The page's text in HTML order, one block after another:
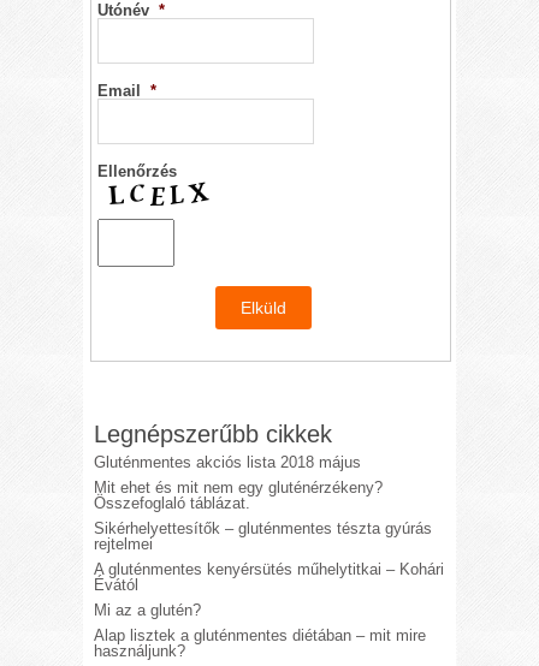
Utónév *
Email *
Ellenőrzés
Legnépszerűbb cikkek
Gluténmentes akciós lista 2018 május
Mit ehet és mit nem egy gluténérzékeny?
Összefoglaló táblázat.
Sikérhelyettesítők – gluténmentes tészta gyúrás
rejtelmei
A gluténmentes kenyérsütés műhelytitkai – Kohári
Évától
Mi az a glutén?
Alap lisztek a gluténmentes diétában – mit mire
használjunk?